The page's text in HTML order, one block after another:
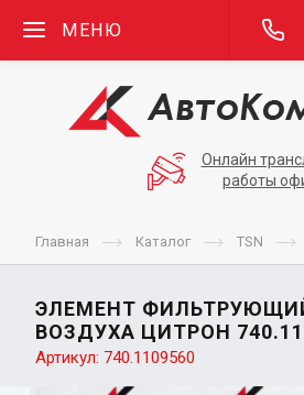
МЕНЮ
Онлайн
работы
Главная Каталог TSN
ЭЛЕМЕНТ
ВОЗДУХА ЦИТРОН
Артикул: 740.1109560